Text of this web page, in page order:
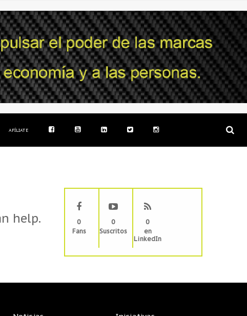
AFÍLIATE
help. 0
Fans
0
Suscritos
0
en
LinkedIn